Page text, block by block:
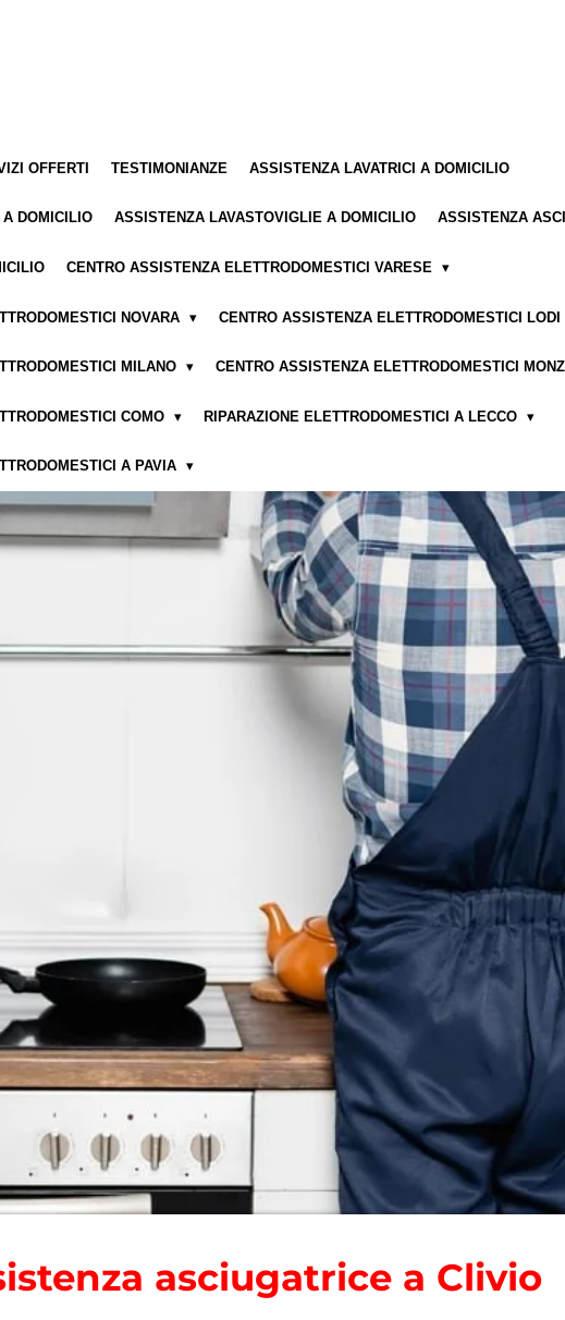
OFFERTI TESTIMONIANZE ASSISTENZA LAVATRICI A DOMICILIO
DOMICILIO ASSISTENZA LAVASTOVIGLIE A DOMICILIO ASSISTENZA
CENTRO ASSISTENZA ELETTRODOMESTICI VARESE
NOVARA CENTRO ASSISTENZA ELETTRODOMESTICI LODI
MILANO CENTRO ASSISTENZA ELETTRODOMESTICI
COMO RIPARAZIONE ELETTRODOMESTICI A LECCO
A PAVIA
asciugatrice a Clivio